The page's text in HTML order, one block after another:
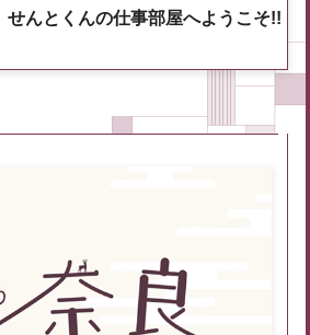
せんとくんの仕事部屋へようこそ!!